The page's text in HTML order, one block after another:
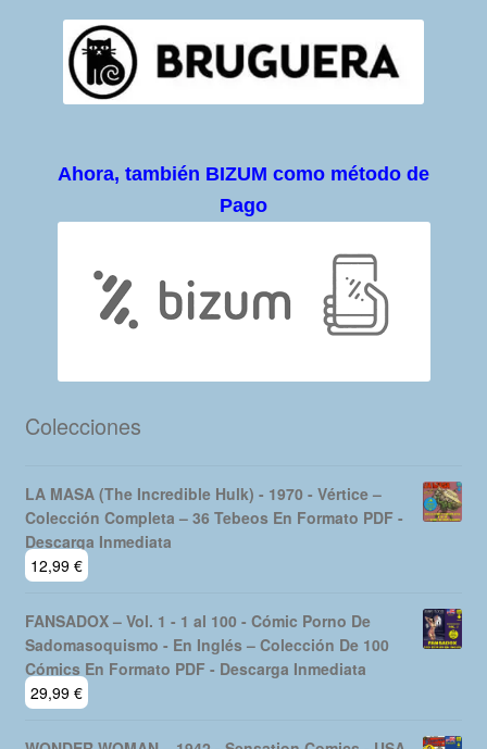
Ahora, también BIZUM como método de
Pago
Colecciones
LA MASA (The Incredible Hulk) - 1970 - Vértice –
Colección Completa – 36 Tebeos En Formato PDF -
Descarga Inmediata
12,99 €
FANSADOX – Vol. 1 - 1 al 100 - Cómic Porno De
Sadomasoquismo - En Inglés – Colección De 100
Cómics En Formato PDF - Descarga Inmediata
29,99 €